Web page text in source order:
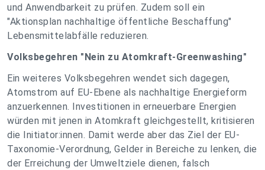
und Anwendbarkeit zu prüfen. Zudem soll ein
"Aktionsplan nachhaltige öffentliche Beschaffung"
Lebensmittelabfälle reduzieren.
Volksbegehren "Nein zu Atomkraft-Greenwashing"
Ein weiteres Volksbegehren wendet sich dagegen,
Atomstrom auf EU-Ebene als nachhaltige Energieform
anzuerkennen. Investitionen in erneuerbare Energien
würden mit jenen in Atomkraft gleichgestellt, kritisieren
die Initiator:innen. Damit werde aber das Ziel der EU-
Taxonomie-Verordnung, Gelder in Bereiche zu lenken, die
der Erreichung der Umweltziele dienen, falsch